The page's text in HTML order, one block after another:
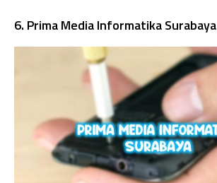
6. Prima Media Informatika Surabaya